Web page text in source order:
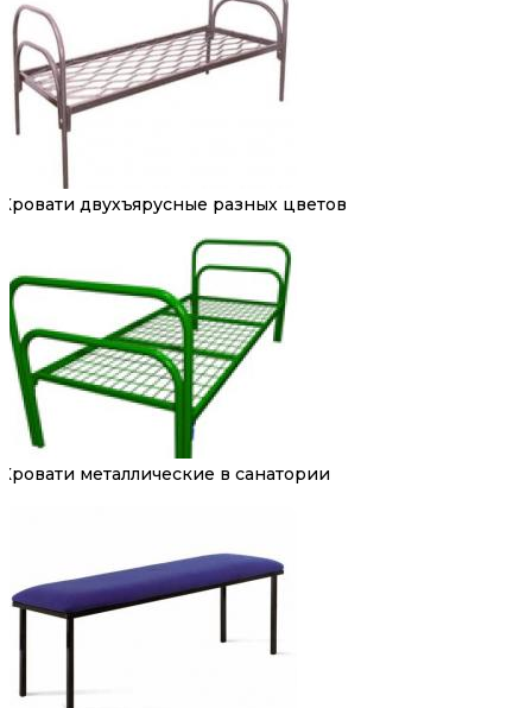
Кровати двухъярусные разных цветов
Кровати металлические в санатории